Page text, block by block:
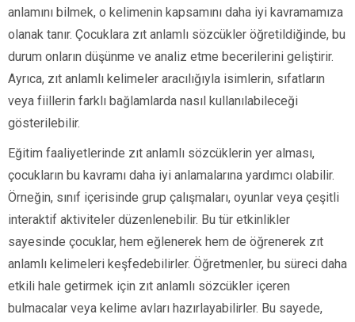
anlamını bilmek, o kelimenin kapsamını daha iyi kavramamıza
olanak tanır. Çocuklara zıt anlamlı sözcükler öğretildiğinde, bu
durum onların düşünme ve analiz etme becerilerini geliştirir.
Ayrıca, zıt anlamlı kelimeler aracılığıyla isimlerin, sıfatların
veya fiillerin farklı bağlamlarda nasıl kullanılabileceği
gösterilebilir.
Eğitim faaliyetlerinde zıt anlamlı sözcüklerin yer alması,
çocukların bu kavramı daha iyi anlamalarına yardımcı olabilir.
Örneğin, sınıf içerisinde grup çalışmaları, oyunlar veya çeşitli
interaktif aktiviteler düzenlenebilir. Bu tür etkinlikler
sayesinde çocuklar, hem eğlenerek hem de öğrenerek zıt
anlamlı kelimeleri keşfedebilirler. Öğretmenler, bu süreci daha
etkili hale getirmek için zıt anlamlı sözcükler içeren
bulmacalar veya kelime avları hazırlayabilirler. Bu sayede,